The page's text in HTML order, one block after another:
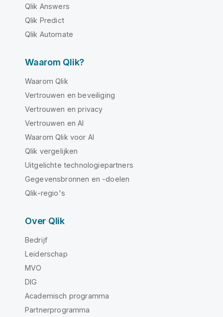
Qlik Answers
Qlik Predict
Qlik Automate
Waarom Qlik?
Waarom Qlik
Vertrouwen en beveiliging
Vertrouwen en privacy
Vertrouwen en AI
Waarom Qlik voor AI
Qlik vergelijken
Uitgelichte technologiepartners
Gegevensbronnen en -doelen
Qlik-regio's
Over Qlik
Bedrijf
Leiderschap
MVO
DIG
Academisch programma
Partnerprogramma